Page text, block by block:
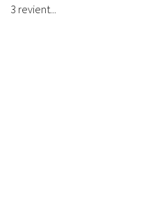
3 revient...